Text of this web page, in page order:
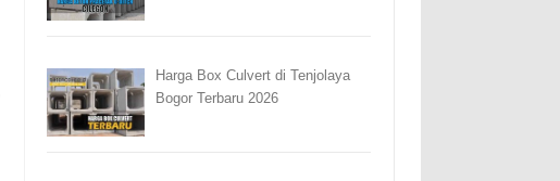
Harga Box Culvert di Tenjolaya
Bogor Terbaru 2026